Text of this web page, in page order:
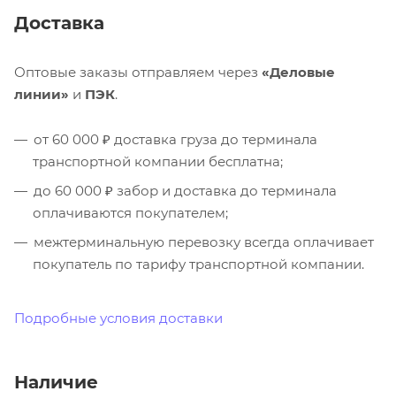
Доставка
Оптовые заказы отправляем через «Деловые
линии» и ПЭК.
от 60 000 ₽ доставка груза до терминала
транспортной компании бесплатна;
до 60 000 ₽ забор и доставка до терминала
оплачиваются покупателем;
межтерминальную перевозку всегда оплачивает
покупатель по тарифу транспортной компании.
Подробные условия доставки
Наличие